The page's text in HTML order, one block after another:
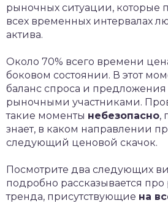
рыночных ситуации, которые
всех временных интервалах
актива.
Около 70% всего времени
боковом состоянии. В этот
баланс спроса и
рыночными участниками.
такие моменты небезопасно,
знает, в каком направлении
следующий ценовой скачок.
Посмотрите два следующих
подробно рассказывается
тренда, присутствующие на